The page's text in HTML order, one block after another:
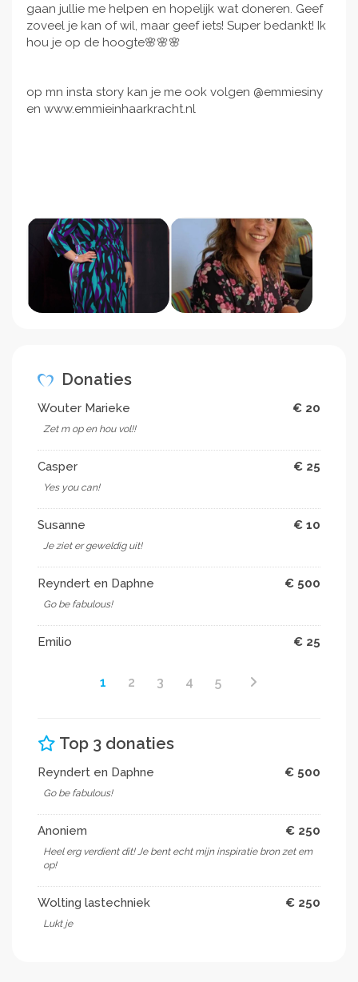
gaan jullie me helpen en hopelijk wat doneren. Geef
zoveel je kan of wil, maar geef iets! Super bedankt! Ik
hou je op de hoogte🌸🌸🌸
op mn insta story kan je me ook volgen @emmiesiny
en www.emmieinhaarkracht.nl
Donaties
Wouter Marieke € 20
Zet m op en hou vol!!
Casper € 25
Yes you can!
Susanne € 10
Je ziet er geweldig uit!
Reyndert en Daphne € 500
Go be fabulous!
Emilio € 25
1 2 3 4 5
Top 3 donaties
Reyndert en Daphne € 500
Go be fabulous!
Anoniem € 250
Heel erg verdient dit! Je bent echt mijn inspiratie bron zet em
op!
Wolting lastechniek € 250
Lukt je